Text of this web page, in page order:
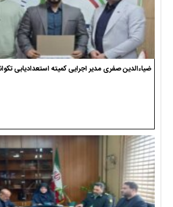
ضیاءالدین صفری مدیر اجرایی کمیته استعدادیابی